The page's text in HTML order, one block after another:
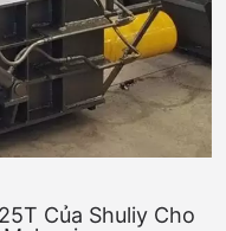
Của Shuliy Cho